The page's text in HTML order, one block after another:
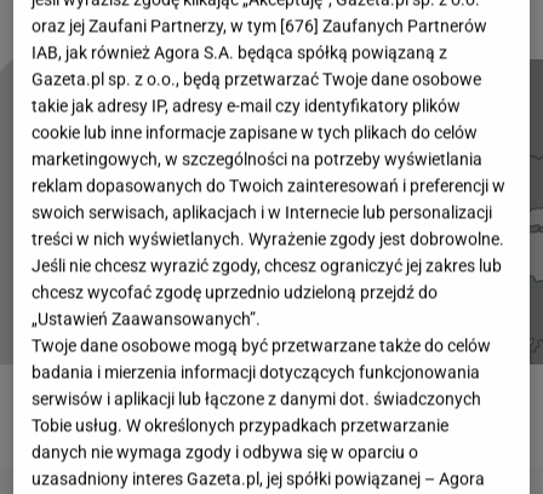
ROZWIĄŻ QUIZ
oraz jej Zaufani Partnerzy, w tym [676] Zaufanych Partnerów
IAB, jak również Agora S.A. będąca spółką powiązaną z
Gazeta.pl sp. z o.o., będą przetwarzać Twoje dane osobowe
takie jak adresy IP, adresy e-mail czy identyfikatory plików
cookie lub inne informacje zapisane w tych plikach do celów
marketingowych, w szczególności na potrzeby wyświetlania
reklam dopasowanych do Twoich zainteresowań i preferencji w
swoich serwisach, aplikacjach i w Internecie lub personalizacji
treści w nich wyświetlanych. Wyrażenie zgody jest dobrowolne.
Jeśli nie chcesz wyrazić zgody, chcesz ograniczyć jej zakres lub
chcesz wycofać zgodę uprzednio udzieloną przejdź do
„Ustawień Zaawansowanych”.
Twoje dane osobowe mogą być przetwarzane także do celów
badania i mierzenia informacji dotyczących funkcjonowania
serwisów i aplikacji lub łączone z danymi dot. świadczonych
Tobie usług. W określonych przypadkach przetwarzanie
danych nie wymaga zgody i odbywa się w oparciu o
uzasadniony interes Gazeta.pl, jej spółki powiązanej – Agora